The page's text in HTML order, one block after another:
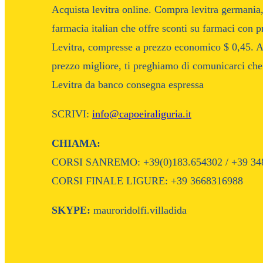
Acquista levitra online. Compra levitra
farmacia italian che offre sconti su farmaci con
Levitra, compresse a prezzo economico $ 0,45.
prezzo migliore, ti preghiamo di comunicarci
Levitra da banco consegna espressa
SCRIVI: info@capoeiraliguria.it
CHIAMA:
CORSI SANREMO: +39(0)183.654302 / +39
CORSI FINALE LIGURE: +39 3668316988
SKYPE: mauroridolfi.villadida